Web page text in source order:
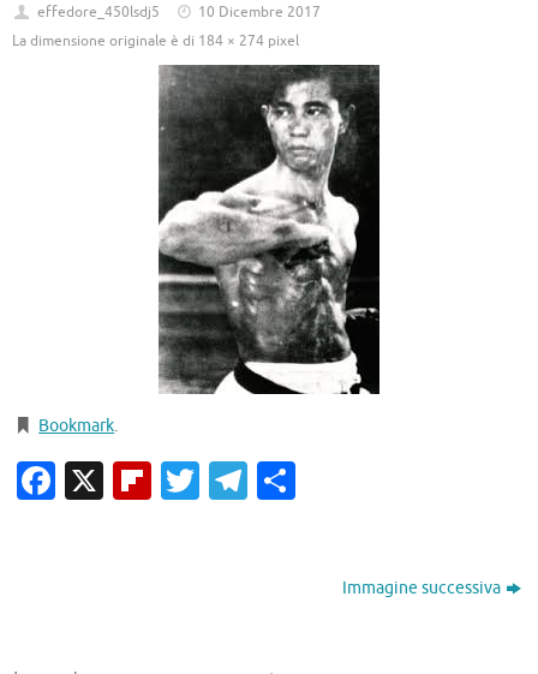
effedore_450lsdj5
10 Dicembre 2017
La dimensione originale è di 184 × 274 pixel
Bookmark.
Facebook
X Flipboard
TwitterTelegram
Immagine successiva